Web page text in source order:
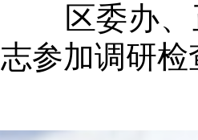
区委办、
志参加调研检